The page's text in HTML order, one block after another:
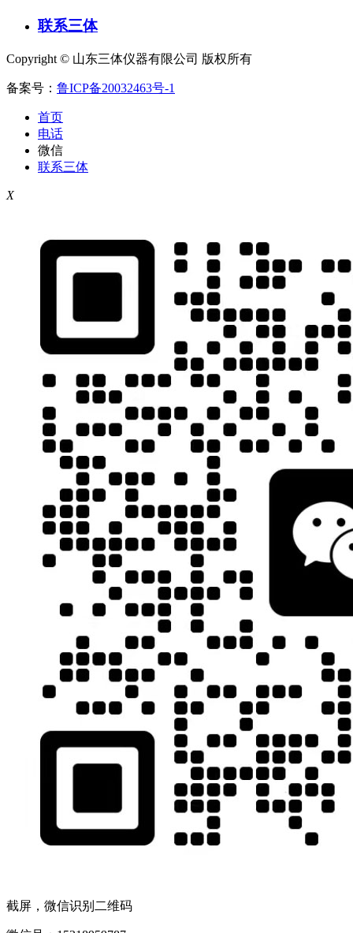
联系三体
Copyright © 山东三体仪器有限公司 版权所有
备案号： 鲁ICP备20032463号-1
首页
电话
微信
联系三体
X
截屏，微信识别二维码